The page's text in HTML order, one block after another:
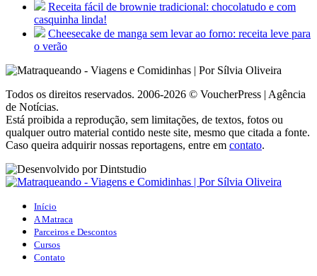
Receita fácil de brownie tradicional: chocolatudo e com
casquinha linda!
Cheesecake de manga sem levar ao forno: receita leve para
o verão
Todos os direitos reservados. 2006-2026 © VoucherPress | Agência
de Notícias.
Está proibida a reprodução, sem limitações, de textos, fotos ou
qualquer outro material contido neste site, mesmo que citada a fonte.
Caso queira adquirir nossas reportagens, entre em contato.
Início
A Matraca
Parceiros e Descontos
Cursos
Contato